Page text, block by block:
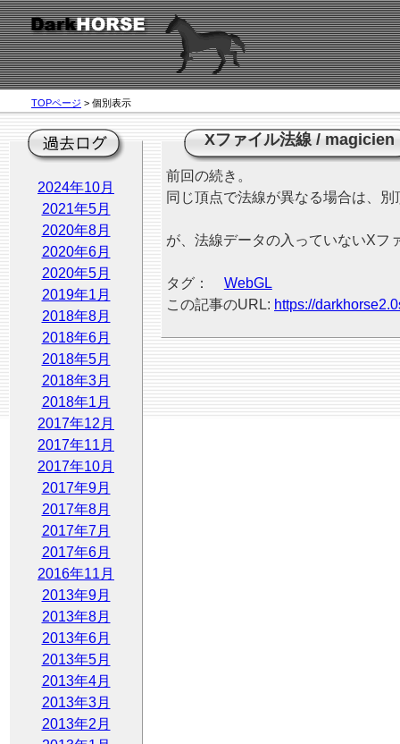
TOPページ > 個別表示
2024年10月
2021年5月
2020年8月
2020年6月
2020年5月
2019年1月
2018年8月
2018年6月
2018年5月
2018年3月
2018年1月
2017年12月
2017年11月
2017年10月
2017年9月
2017年8月
2017年7月
2017年6月
2016年11月
2013年9月
2013年8月
2013年6月
2013年5月
2013年4月
2013年3月
2013年2月
Xファイル法線/magicien
前回の続き。
同じ頂点で法線が異なる場合は、
が、法線データの入っていないXフ
タグ：
WebGL
この記事のURL: https://